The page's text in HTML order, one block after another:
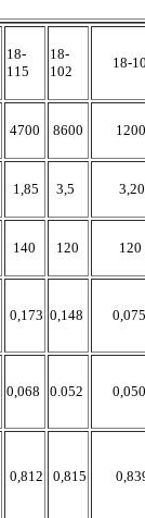
18-
115
18-
102
18-
4700 8600
1,85 3,5 3,20
140 120 120
0,173 0,148 0,075
0,068 0.052 0,050
0,812 0,815